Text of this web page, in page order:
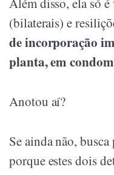
(bilaterais) e
de incorporação
planta, em
Anotou aí?
Se ainda não,
porque estes dois